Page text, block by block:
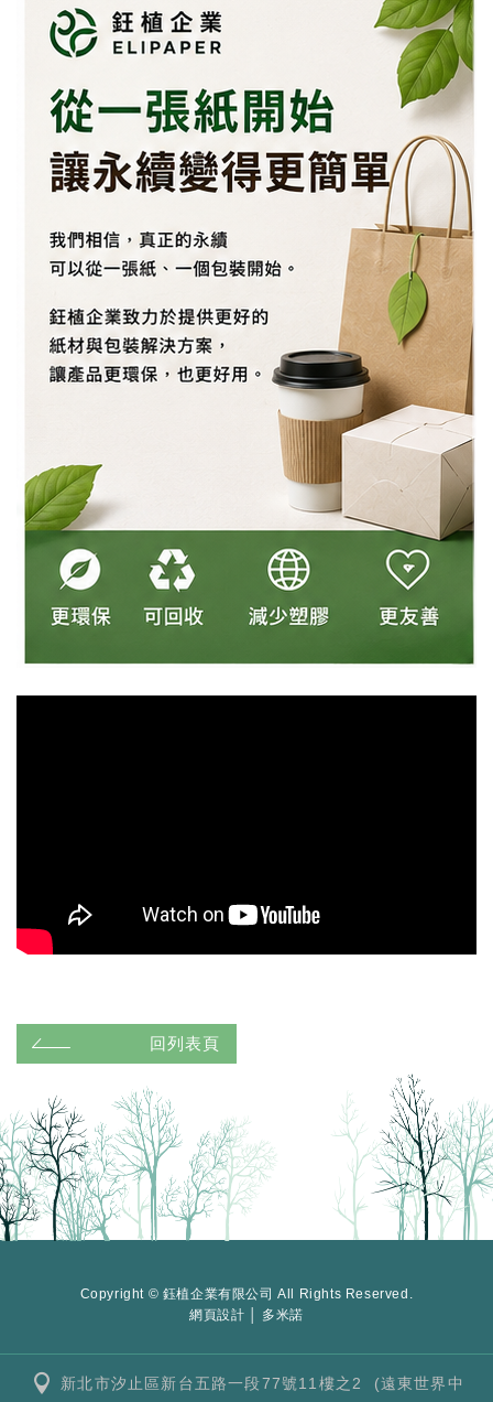
回列表頁
Copyright © 鈺植企業有限公司 All Rights Reserved.
網頁設計 │ 多米諾
新北市汐止區新台五路一段77號11樓之2 (遠東世界中